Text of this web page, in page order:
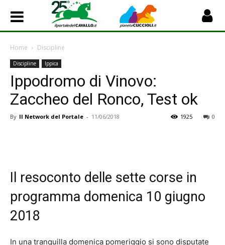
Home Discipline
Discipline Ippica
Ippodromo di Vinovo:
Zaccheo del Ronco, Test ok
By Il Network del Portale - 11/06/2018 0
1925
Il resoconto delle sette corse in
programma domenica 10 giugno
2018
In una tranquilla domenica pomeriggio si sono disputate